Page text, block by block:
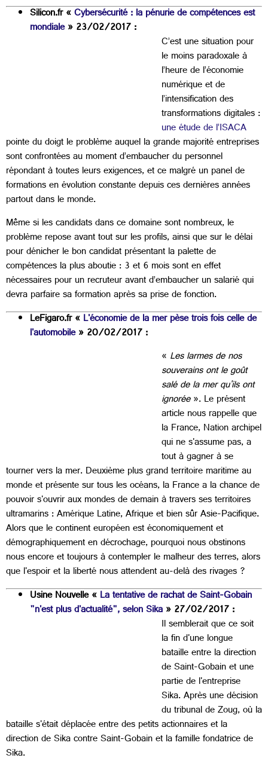
Silicon.fr «Cybersécurité : la pénurie de compétences est
mondiale» 23/02/2017 :
C’est une situation pour
le moins paradoxale à
l’heure de l’économie
numérique et de
l’intensification des
transformations digitales :
une étude de l’ISACA
pointe du doigt le problème auquel la grande majorité entreprises
sont confrontées au moment d’embaucher du personnel
répondant à toutes leurs exigences, et ce malgré un panel de
formations en évolution constante depuis ces dernières années
partout dans le monde.
Même si les candidats dans ce domaine sont nombreux, le
problème repose avant tout sur les profils, ainsi que sur le délai
pour dénicher le bon candidat présentant la palette de
compétences la plus aboutie : 3 et 6 mois sont en effet
nécessaires pour un recruteur avant d’embaucher un salarié qui
devra parfaire sa formation après sa prise de fonction.
LeFigaro.fr «L'économie de la mer pèse trois fois celle de
l'automobile» 20/02/2017 :
« Les larmes de nos
souverains ont le goût
salé de la mer qu'ils ont
ignorée». Le présent
article nous rappelle que
la France, Nation archipel
qui ne s'assume pas, a
tout à gagner à se
tourner vers la mer. Deuxième plus grand territoire maritime au
monde et présente sur tous les océans, la France a la chance de
pouvoir s'ouvrir aux mondes de demain à travers ses territoires
ultramarins : Amérique Latine, Afrique et bien sûr Asie-Pacifique.
Alors que le continent européen est économiquement et
démographiquement en décrochage, pourquoi nous obstinons
nous encore et toujours à contempler le malheur des terres, alors
que l'espoir et la liberté nous attendent au-delà des rivages ?
Usine Nouvelle «La tentative de rachat de Saint-Gobain
"n'est plus d'actualité", selon Sika» 27/02/2017 :
Il semblerait que ce soit
la fin d'une longue
bataille entre la direction
de Saint-Gobain et une
partie de l'entreprise
Sika. Après une décision
du tribunal de Zoug, où la
bataille s'était déplacée entre des petits actionnaires et la
direction de Sika contre Saint-Gobain et la famille fondatrice de
Sika.